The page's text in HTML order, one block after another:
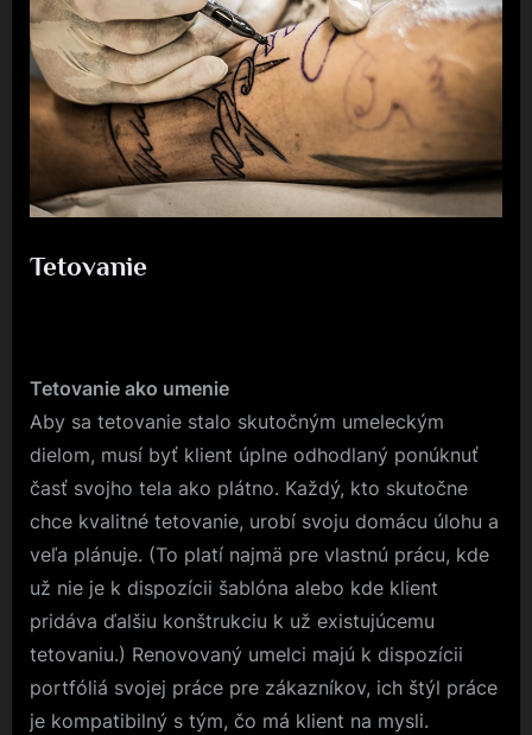
Tetovanie
Tetovanie ako umenie
Aby sa tetovanie stalo skutočným umeleckým
dielom, musí byť klient úplne odhodlaný ponúknuť
časť svojho tela ako plátno. Každý, kto skutočne
chce kvalitné tetovanie, urobí svoju domácu úlohu a
veľa plánuje. (To platí najmä pre vlastnú prácu, kde
už nie je k dispozícii šablóna alebo kde klient
pridáva ďalšiu konštrukciu k už existujúcemu
tetovaniu.) Renovovaný umelci majú k dispozícii
portfóliá svojej práce pre zákazníkov, ich štýl práce
je kompatibilný s tým, čo má klient na mysli.